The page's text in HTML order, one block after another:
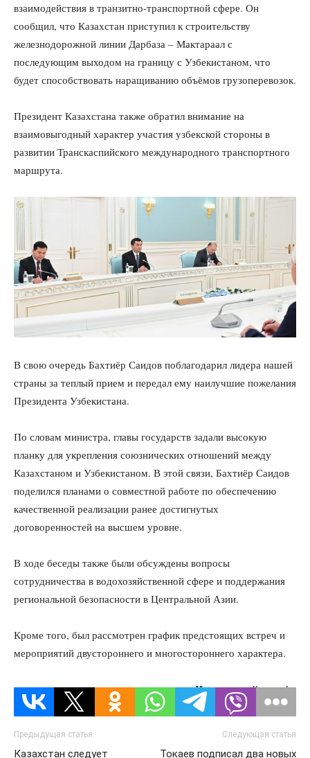
взаимодействия в транзитно-транспортной сфере. Он
сообщил, что Казахстан приступил к строительству
железнодорожной линии Дарбаза – Мактараал с
последующим выходом на границу с Узбекистаном, что
будет способствовать наращиванию объёмов грузоперевозок.
Президент Казахстана также обратил внимание на
взаимовыгодный характер участия узбекской стороны в
развитии Транскаспийского международного транспортного
маршрута.
В свою очередь Бахтиёр Саидов поблагодарил лидера нашей
страны за теплый прием и передал ему наилучшие пожелания
Президента Узбекистана.
По словам министра, главы государств задали высокую
планку для укрепления союзнических отношений между
Казахстаном и Узбекистаном. В этой связи, Бахтиёр Саидов
поделился планами о совместной работе по обеспечению
качественной реализации ранее достигнутых
договоренностей на высшем уровне.
В ходе беседы также были обсуждены вопросы
сотрудничества в водохозяйственной сфере и поддержания
региональной безопасности в Центральной Азии.
Кроме того, был рассмотрен график предстоящих встреч и
мероприятий двустороннего и многостороннего характера.
Источник: dknews.kz
Предыдущая статья
Казахстан следует
Следующая статья
Токаев подписал два новых